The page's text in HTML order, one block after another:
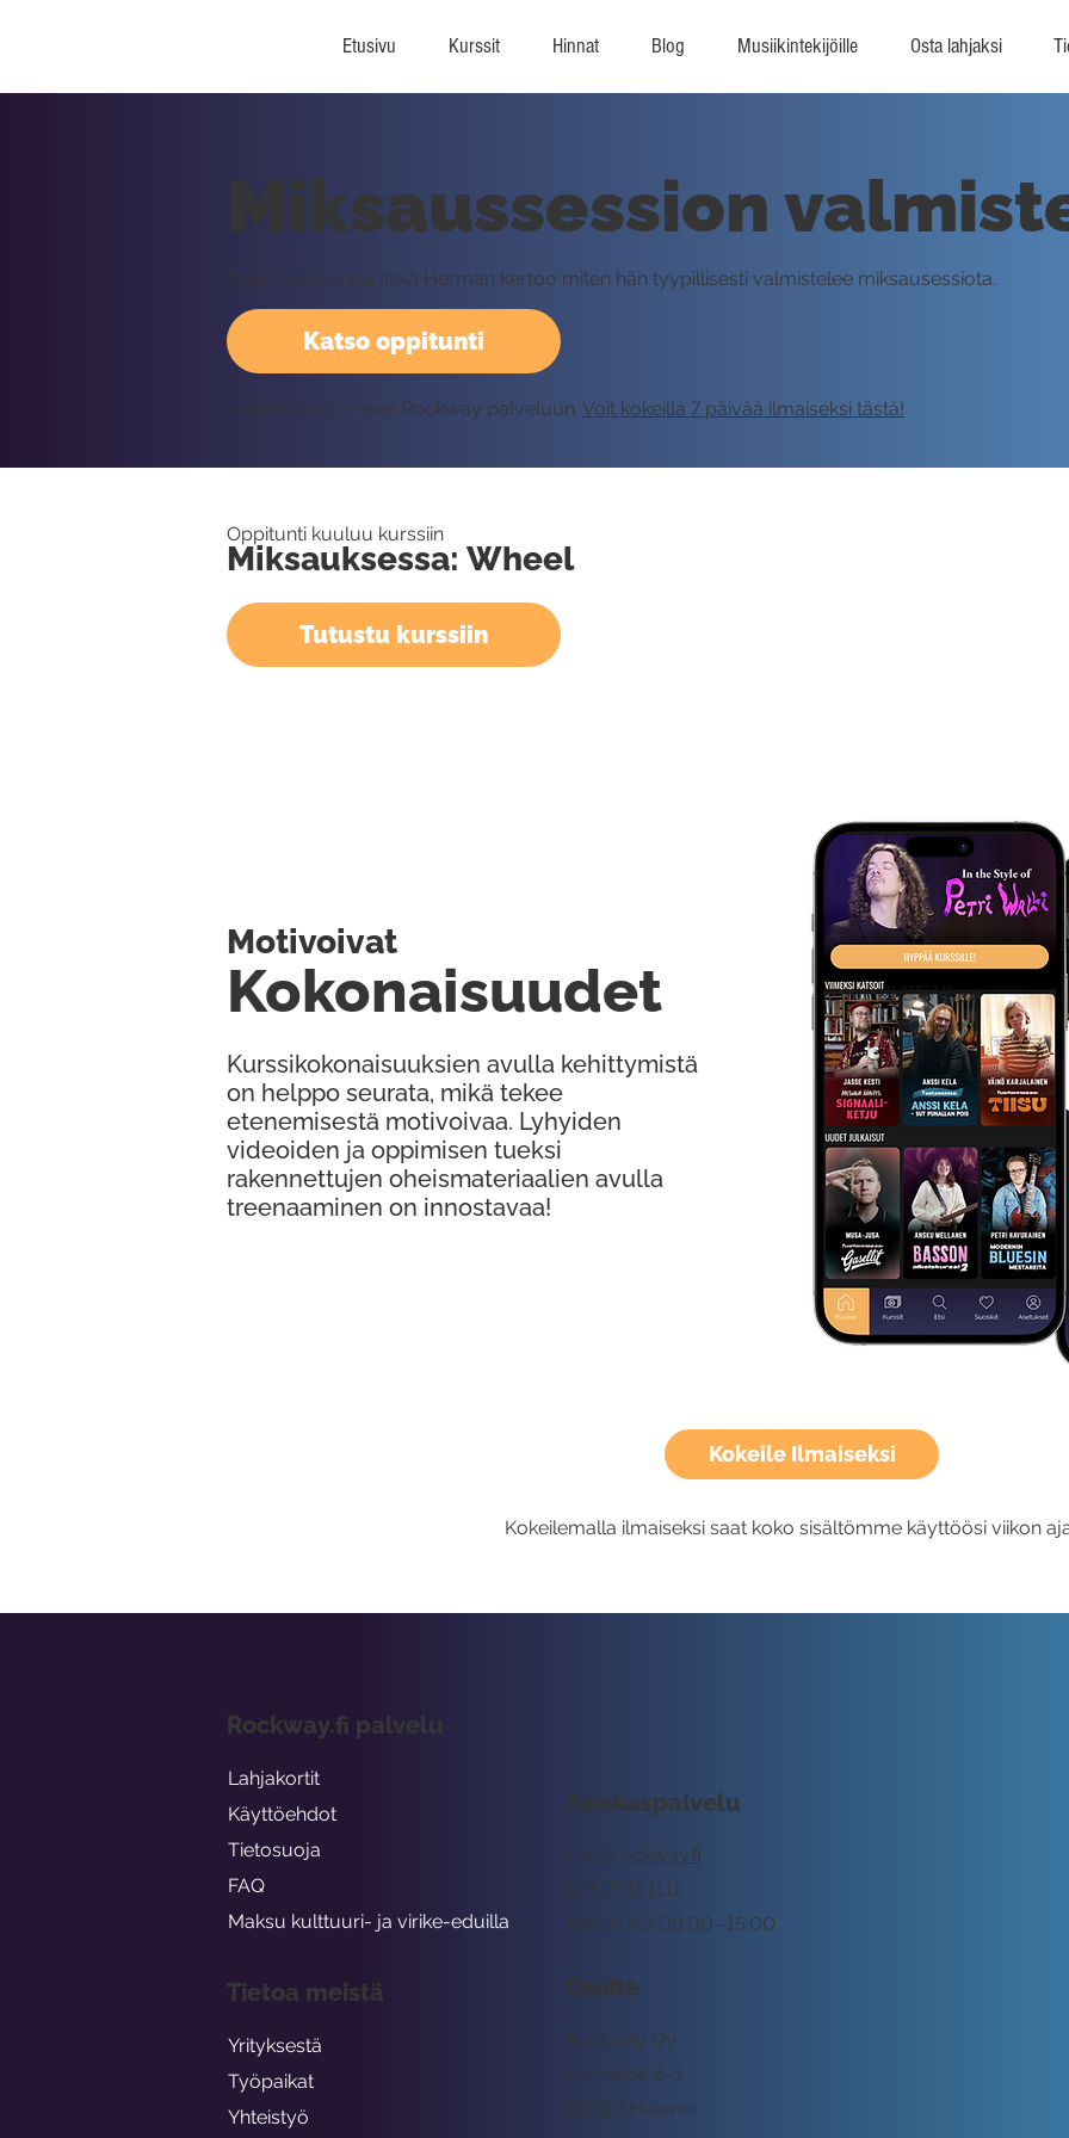
Etusivu Kurssit Hinnat Blog Musiikintekijöille Osta lahjaksi
Kokeile Ilmaiseksi
Kokeilemalla ilmaiseksi saat koko sisältömme käyttöösi viikon
Katso oppitunti
Miksaussession
Tällä oppitunnilla Ilkka Herman kertoo miten hän tyypillisesti valmistelee miksausessiota.
Vaatii kirjautumisen Rockway palveluun. Voit kokeilla 7 päivää ilmaiseksi tästä!
Oppitunti kuuluu kurssiin
Miksauksessa: Wheel
Tutustu kurssiin
Kurssikokonaisuuksien avulla kehittymistä
on helppo seurata, mikä tekee
etenemisestä motivoivaa. Lyhyiden
videoiden ja oppimisen tueksi
rakennettujen oheismateriaalien avulla
treenaaminen on innostavaa!
Kokonaisuudet
Motivoivat
Asiakaspalvelu
tuki@rockway.fi
Arkisin klo 09:00 -15:00
045 7731 1111
Osoite
Rockway Oy
Lemuntie 3-5
00510 Helsinki
Rockway.fi palvelu
Lahjakortit
Käyttöehdot
Tietosuoja
FAQ
Maksu kulttuuri- ja virike-eduilla
Tietoa meistä
Yrityksestä
Työpaikat
Yhteistyö